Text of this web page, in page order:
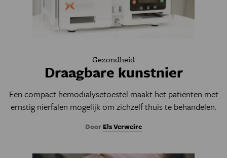
Gezondheid
Draagbare kunstnier
Een compact hemodialysetoestel maakt het patiënten met
ernstig nierfalen mogelijk om zichzelf thuis te behandelen.
Door Els Verweire